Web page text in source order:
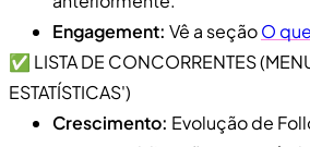
Engagement: Vê a seçãoO
✅ LISTA DE CONCORRENTES
ESTATÍSTICAS')
Crescimento: Evolução de